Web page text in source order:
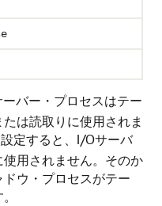
バー・プロセスはテー
は読取りに使用されま
定すると、I/Oサーバ
用されません。そのか
ウ・プロセスがテー